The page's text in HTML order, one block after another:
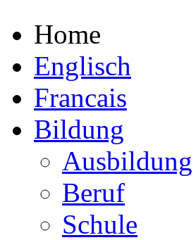
Home
Englisch
Francais
Bildung
Ausbildung
Beruf
Schule